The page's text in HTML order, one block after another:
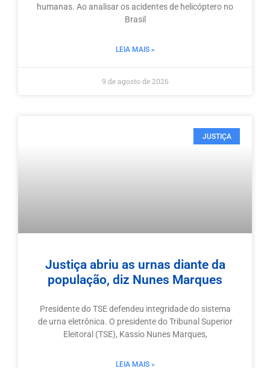
humanas. Ao analisar os acidentes de helicóptero no
Brasil
LEIA MAIS »
9 de agosto de 2026
JUSTIÇA
Justiça abriu as urnas diante da
população, diz Nunes Marques
Presidente do TSE defendeu integridade do sistema
de urna eletrônica. O presidente do Tribunal Superior
Eleitoral (TSE), Kassio Nunes Marques,
LEIA MAIS »